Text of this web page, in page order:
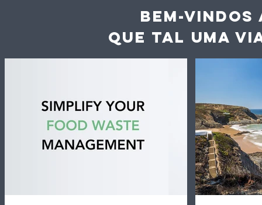
Inteligência artificial
ajuda hotéis e
restaurantes a reduzir
desperdício alimentar
Vaga de
acelera a
dos
BEM-VINDOS
QUE TAL UMA